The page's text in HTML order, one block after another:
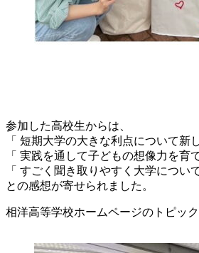
参加した高校生からは、
「 短期大学の大きな利点について新
「 実践を通して子どもの想像力を育
「 すごく聞き取りやすく大学につい
との感想が寄せられました。
相洋高等学校ホームページのトピッ